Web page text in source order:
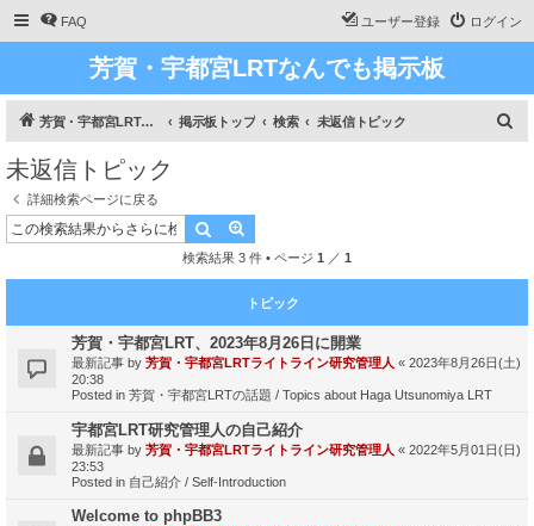
FAQ ログイン
ユーザー登録
芳賀・宇都宮LRTなんでも掲示板
芳賀・宇都宮LRT、ライトライン研究 掲示板トップ 検索 未返信トピック
未返信トピック
詳細検索ページに戻る
検索
検索結果 3 件 • ページ 1 ／ 1
トピック
芳賀・宇都宮LRT、2023年8月26日に開業
最新記事 by 芳賀・宇都宮LRTライトライン研究管理人 « 2023年8月26日(土)
20:38
Posted in 芳賀・宇都宮LRTの話題 / Topics about Haga Utsunomiya LRT
宇都宮LRT研究管理人の自己紹介
最新記事 by 芳賀・宇都宮LRTライトライン研究管理人 « 2022年5月01日(日)
23:53
Posted in 自己紹介 / Self-Introduction
Welcome to phpBB3